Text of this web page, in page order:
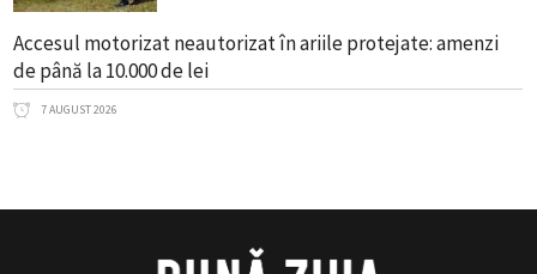
Accesul motorizat neautorizat în ariile protejate: amenzi
de până la 10.000 de lei
7 AUGUST 2026